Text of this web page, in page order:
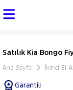
Satılık Kia Bongo
Ana Sayfa İkinci El
Garantili